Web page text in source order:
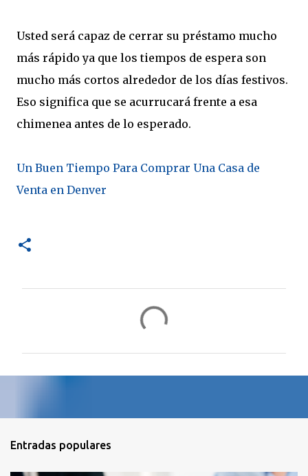
Usted será capaz de cerrar su préstamo mucho
más rápido ya que los tiempos de espera son
mucho más cortos alrededor de los días festivos.
Eso significa que se acurrucará frente a esa
chimenea antes de lo esperado.
Un Buen Tiempo Para Comprar Una Casa de
Venta en Denver
r
Entradas populares